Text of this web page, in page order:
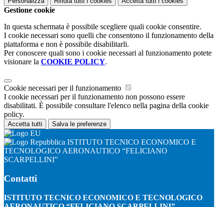
Gestione cookie
In questa schermata è possibile scegliere quali cookie consentire.
I cookie necessari sono quelli che consentono il funzionamento della
piattaforma e non è possibile disabilitarli.
Per conoscere quali sono i cookie necessari al funzionamento potete
visionare la COOKIE POLICY.
Cookie necessari per il funzionamento
I cookie necessari per il funzionamento non possono essere
disabilitati. È possibile consultare l'elenco nella pagina della cookie
policy.
Accetta tutti Salva le preferenze
ISTITUTO TECNICO ECONOMICO E
TECNOLOGICO AERONAUTICO “FELICIANO
SCARPELLINI”
Contatti
ISTITUTO TECNICO ECONOMICO E TECNOLOGICO